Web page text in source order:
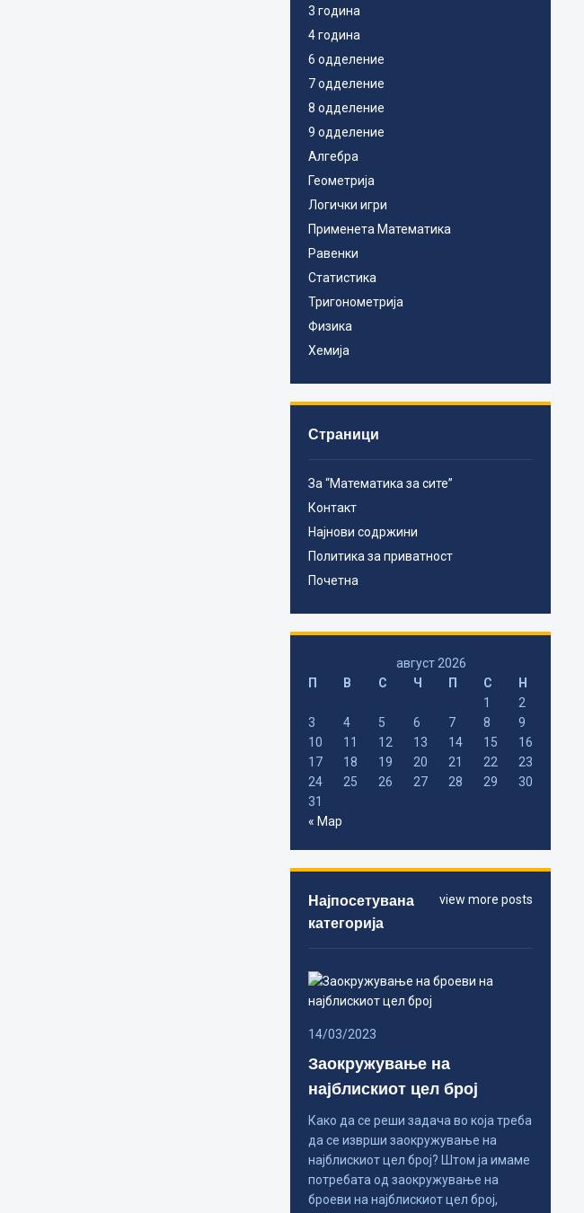
3 година
4 година
6 одделение
7 одделение
8 одделение
9 одделение
Алгебра
Геометрија
Логички игри
Применета Математика
Равенки
Статистика
Тригонометрија
Физика
Хемија
Страници
За “Математика за сите”
Контакт
Најнови содржини
Политика за приватност
Почетна
август 2026
П
В С Ч П С
Н
1
2
3
4 5 6 7 8
9
10
11 12 13 14 15
16
17
18 19 20 21 22
23
24
25 26 27 28 29
30
31
« Мар
view more posts
Најпосетувана
категорија
14/03/2023
Заокружување на
најблискиот цел број
Како да се реши задача во која треба
да се изврши заокружување на
најблискиот цел број? Штом ја имаме
потребата од заокружување на
броеви на најблискиот цел број,